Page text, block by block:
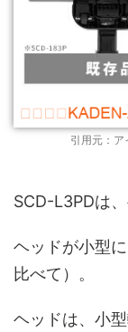
引用元：
SCD-L3PDは
ヘッドが小型
比べて）。
ヘッドは、小